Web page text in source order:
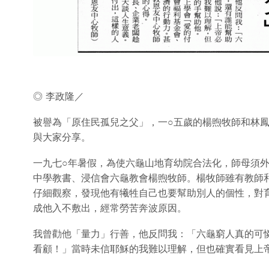
◎ 李政隆／
被譽為「原住民孤兒之父」，一○五歲的楊煦牧師和林
與大家分享。
一九七○年暑假，為使六龜山地育幼院合法化，師母須
中學教書、浸信會六龜教會楊煦牧師。楊牧師雖有教
仔細觀察，發現他有犧牲自己也要幫助別人的個性，
成他入不敷出，經常勞苦奔波原因。
我曾勸他「量力」行善，他反問我：「六龜窮人真的
看顧！」當時未信耶穌的我難以理解，但也確實看見上